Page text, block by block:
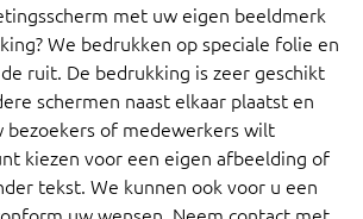
met uw eigen beeldmerk
We bedrukken op speciale folie en
ruit. De bedrukking is zeer geschikt
schermen naast elkaar plaatst en
bezoekers of medewerkers wilt
kiezen voor een eigen afbeelding of
tekst. We kunnen ook voor u een